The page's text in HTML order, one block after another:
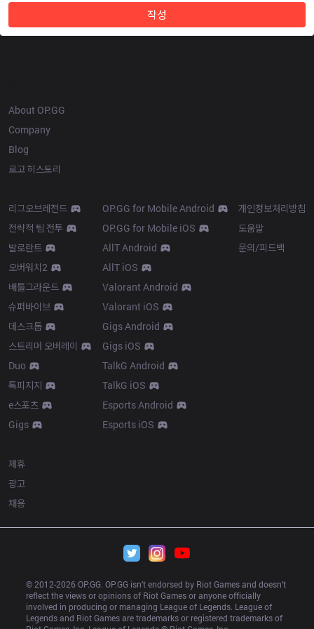
작성
About OP.GG
Company
Blog
로고 히스토리
리그오브레전드
전략적 팀 전투
발로란트
오버워치2
배틀그라운드
슈퍼바이브
데스크톱
스트리머 오버레이
Duo
톡피지지
e스포츠
Gigs
OP.GG for Mobile Android
OP.GG for Mobile iOS
AllT Android
AllT iOS
Valorant Android
Valorant iOS
Gigs Android
Gigs iOS
TalkG Android
TalkG iOS
Esports Android
Esports iOS
개인정보처리방침
도움말
문의/피드백
제휴
광고
채용
© 2012-2026 OP.GG. OP.GG isn’t endorsed by Riot Games and doesn’t
reflect the views or opinions of Riot Games or anyone officially
involved in producing or managing League of Legends. League of
Legends and Riot Games are trademarks or registered trademarks of